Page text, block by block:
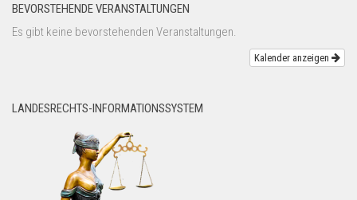
BEVORSTEHENDE VERANSTALTUNGEN
Es gibt keine bevorstehenden Veranstaltungen.
Kalender anzeigen
LANDESRECHTS-INFORMATIONSSYSTEM